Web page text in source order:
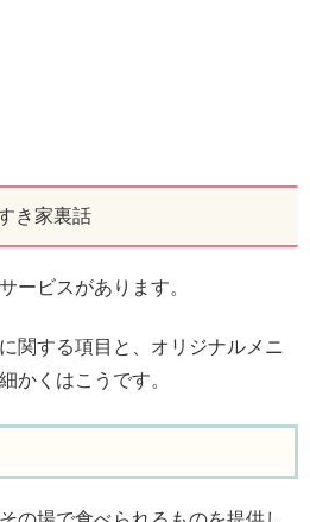
き家裏話
ービスがあります。
関する項目と、オリジナルメニ
かくはこうです。